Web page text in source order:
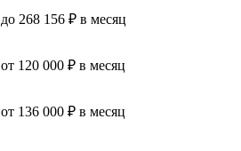
до 268 156 ₽ в месяц
от 120 000 ₽ в месяц
от 136 000 ₽ в месяц